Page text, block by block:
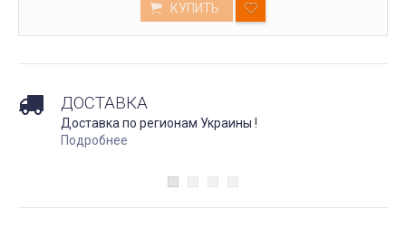
КУПИТЬ
ДОСТАВКА
Доставка по регионам Украины !
Подробнее